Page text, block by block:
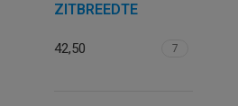
ZITBREEDTE
42,50 7